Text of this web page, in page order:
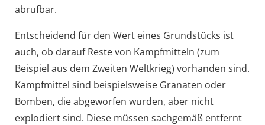
abrufbar.
Entscheidend für den Wert eines Grundstücks ist
auch, ob darauf Reste von Kampfmitteln (zum
Beispiel aus dem Zweiten Weltkrieg) vorhanden sind.
Kampfmittel sind beispielsweise Granaten oder
Bomben, die abgeworfen wurden, aber nicht
explodiert sind. Diese müssen sachgemäß entfernt